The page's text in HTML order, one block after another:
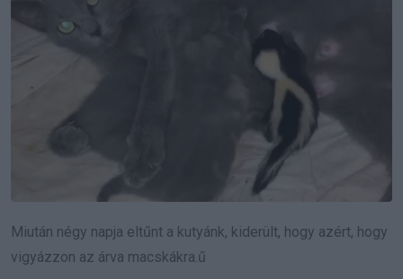
Miután négy napja eltűnt a kutyánk, kiderült, hogy azért, hogy
vigyázzon az árva macskákra.ű